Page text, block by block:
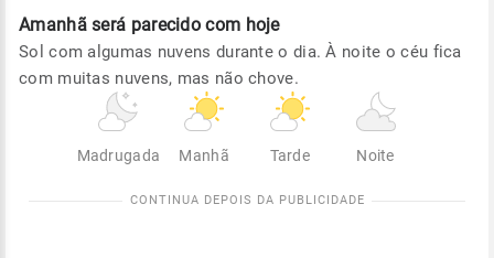
Amanhã será parecido com hoje
Sol com algumas nuvens durante o dia. À noite o céu fica
com muitas nuvens, mas não chove.
Madrugada Manhã Tarde Noite